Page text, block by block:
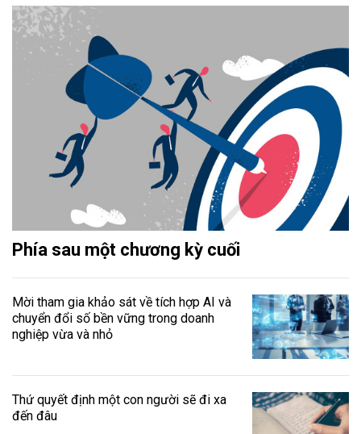
Phía sau một chương kỳ cuối
Mời tham gia khảo sát về tích hợp AI và
chuyển đổi số bền vững trong doanh
nghiệp vừa và nhỏ
Thứ quyết định một con người sẽ đi xa
đến đâu